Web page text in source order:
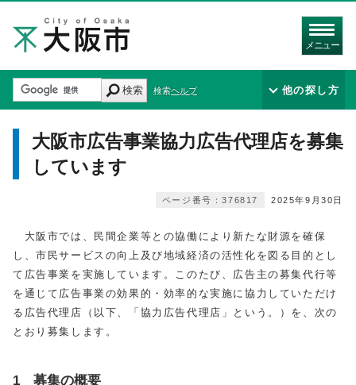
メニュー
検索 検索ヘルプ 他の探し方
大阪市広告事業協力広告代理店を募集
しています
2025年9月30日
ページ番号：376817
大阪市では、民間企業等との協働により新たな財源を確保
し、市民サービスの向上及び地域経済の活性化を図る目的とし
て広告事業を実施しています。このたび、広告主の募集代行等
を通じて広告事業の効果的・効率的な実施に協力していただけ
る広告代理店（以下、「協力広告代理店」という。）を、次の
とおり募集します。
1 募集の概要